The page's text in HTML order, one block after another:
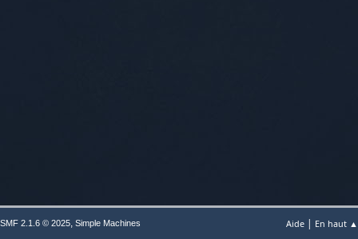
Aide | En haut ▲
SMF 2.1.6 © 2025, Simple Machines